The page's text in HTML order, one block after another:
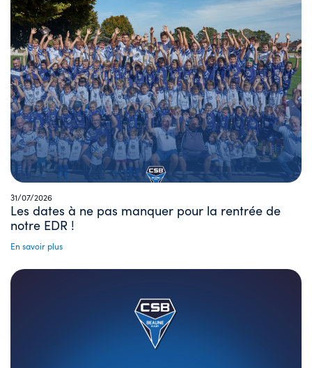
31/07/2026
Les dates à ne pas manquer pour la rentrée de
notre EDR !
En savoir plus